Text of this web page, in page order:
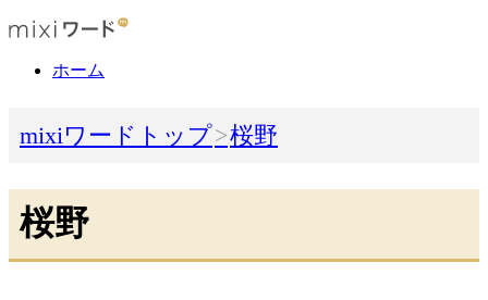
ホーム
mixiワードトップ 桜野
桜野